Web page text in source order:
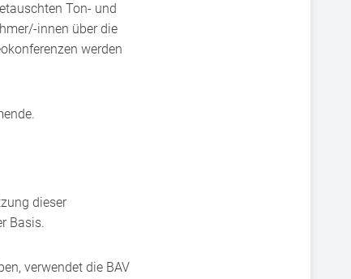
Ton- und
innen über die
werden
dieser
Basis.
verwendet die BAV